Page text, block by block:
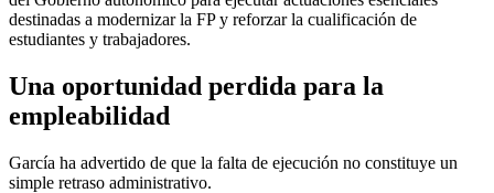
destinadas a modernizar la FP y reforzar la cualificación de
estudiantes y trabajadores.
Una oportunidad perdida para la
empleabilidad
García ha advertido de que la falta de ejecución no constituye un
simple retraso administrativo.